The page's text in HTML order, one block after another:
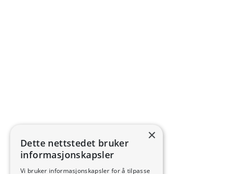
TV 2 BROOM – 01.08.2026
×
Dette nettstedet bruker
informasjonskapsler
Vi bruker informasjonskapsler for å tilpasse